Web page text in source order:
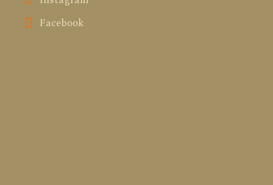
Facebook